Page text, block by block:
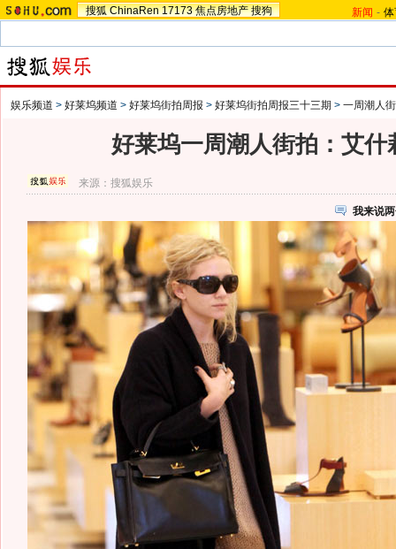
搜狐 ChinaRen 17173 焦点房地产 搜狗 新闻 -
娱乐频道 > 好莱坞频道 > 好莱坞街拍周报 > 好莱坞街拍周报三十三期 > 一周潮人
好莱坞一周潮人街拍：艾什
来源：搜狐娱乐
我来说